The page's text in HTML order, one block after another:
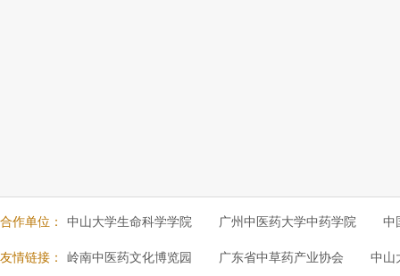
合作单位： 中山大学生命科学学院 广州中医药大学中药学院 中
友情链接： 岭南中医药文化博览园 广东省中草药产业协会 中山